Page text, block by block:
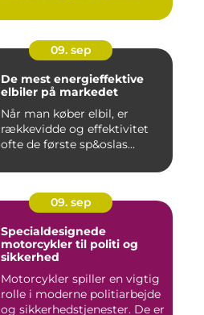
09. sep
De mest energieffektive
elbiler på markedet
Når man køber elbil, er
rækkevidde og effektivitet
ofte de første sp&oslas...
09. sep
Specialdesignede
motorcykler til politi og
sikkerhed
Motorcykler spiller en vigtig
rolle i moderne politiarbejde
og sikkerhedstjenester. De er